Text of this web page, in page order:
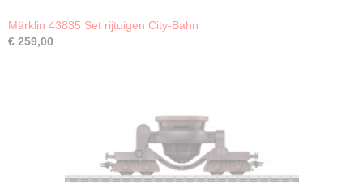
Märklin 43835 Set rijtuigen City-Bahn
€ 259,00